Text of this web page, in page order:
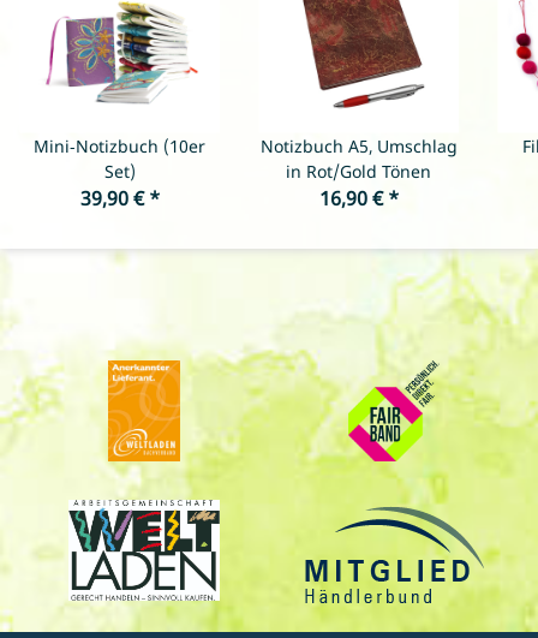
Mini-Notizbuch (10er
Set)
39,90 €*
Notizbuch A5, Umschlag
in Rot/Gold Tönen
16,90 €*